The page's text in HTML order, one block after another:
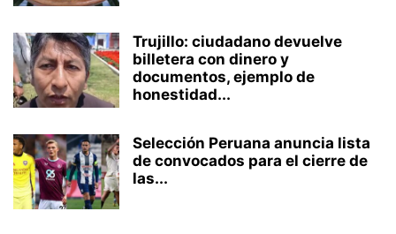
Trujillo: ciudadano devuelve
billetera con dinero y
documentos, ejemplo de
honestidad...
Selección Peruana anuncia lista
de convocados para el cierre de
las...